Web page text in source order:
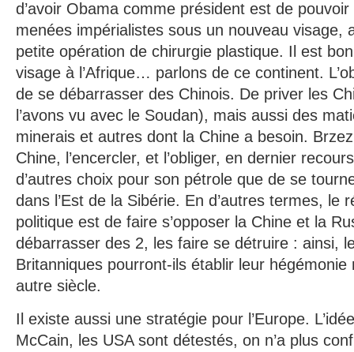
d’avoir Obama comme président est de
menées impérialistes sous un nouveau visage,
petite opération de chirurgie plastique. Il est
visage à l’Afrique… parlons de ce continent.
de se débarrasser des Chinois. De priver les
l’avons vu avec le Soudan), mais aussi des
minerais et autres dont la Chine a besoin.
Chine, l’encercler, et l’obliger, en dernier
d’autres choix pour son pétrole que de se
dans l’Est de la Sibérie. En d’autres termes, le
politique est de faire s’opposer la Chine et la
débarrasser des 2, les faire se détruire : ainsi,
Britanniques pourront-ils établir leur hégémonie
autre siècle.
Il existe aussi une stratégie pour l’Europe.
McCain, les USA sont détestés, on n’a plus